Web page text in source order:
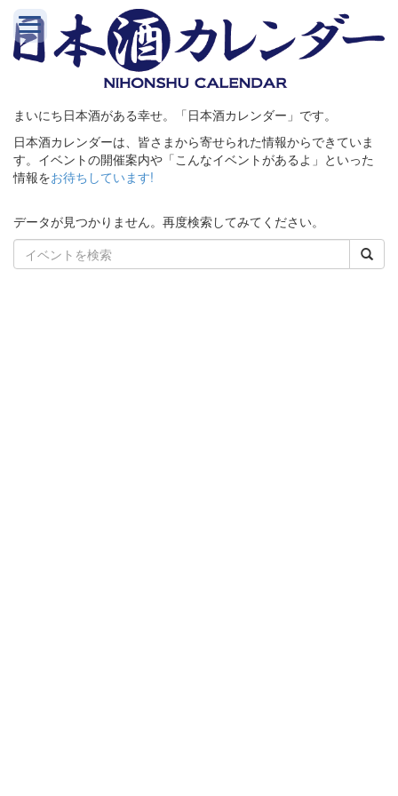
まいにち日本酒がある幸せ。「日本酒カレンダー」です。
日本酒カレンダーは、皆さまから寄せられた情報からできていま
す。イベントの開催案内や「こんなイベントがあるよ」といった
情報をお待ちしています!
データが見つかりません。再度検索してみてください。